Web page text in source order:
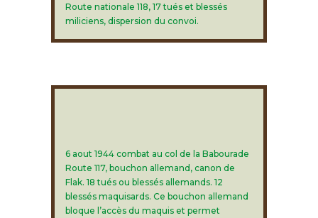
Route nationale 118, 17 tués et blessés
miliciens, dispersion du convoi.
6 aout 1944 combat au col de la Babourade
Route 117, bouchon allemand, canon de
Flak. 18 tués ou blessés allemands. 12
blessés maquisards. Ce bouchon allemand
bloque l’accès du maquis et permet